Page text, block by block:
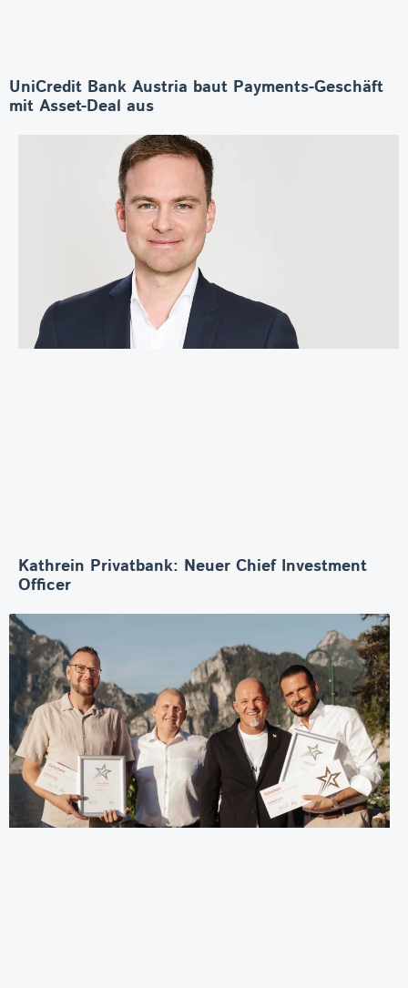
UniCredit Bank Austria baut Payments-Geschäft
mit Asset-Deal aus
Kathrein Privatbank: Neuer Chief Investment
Officer